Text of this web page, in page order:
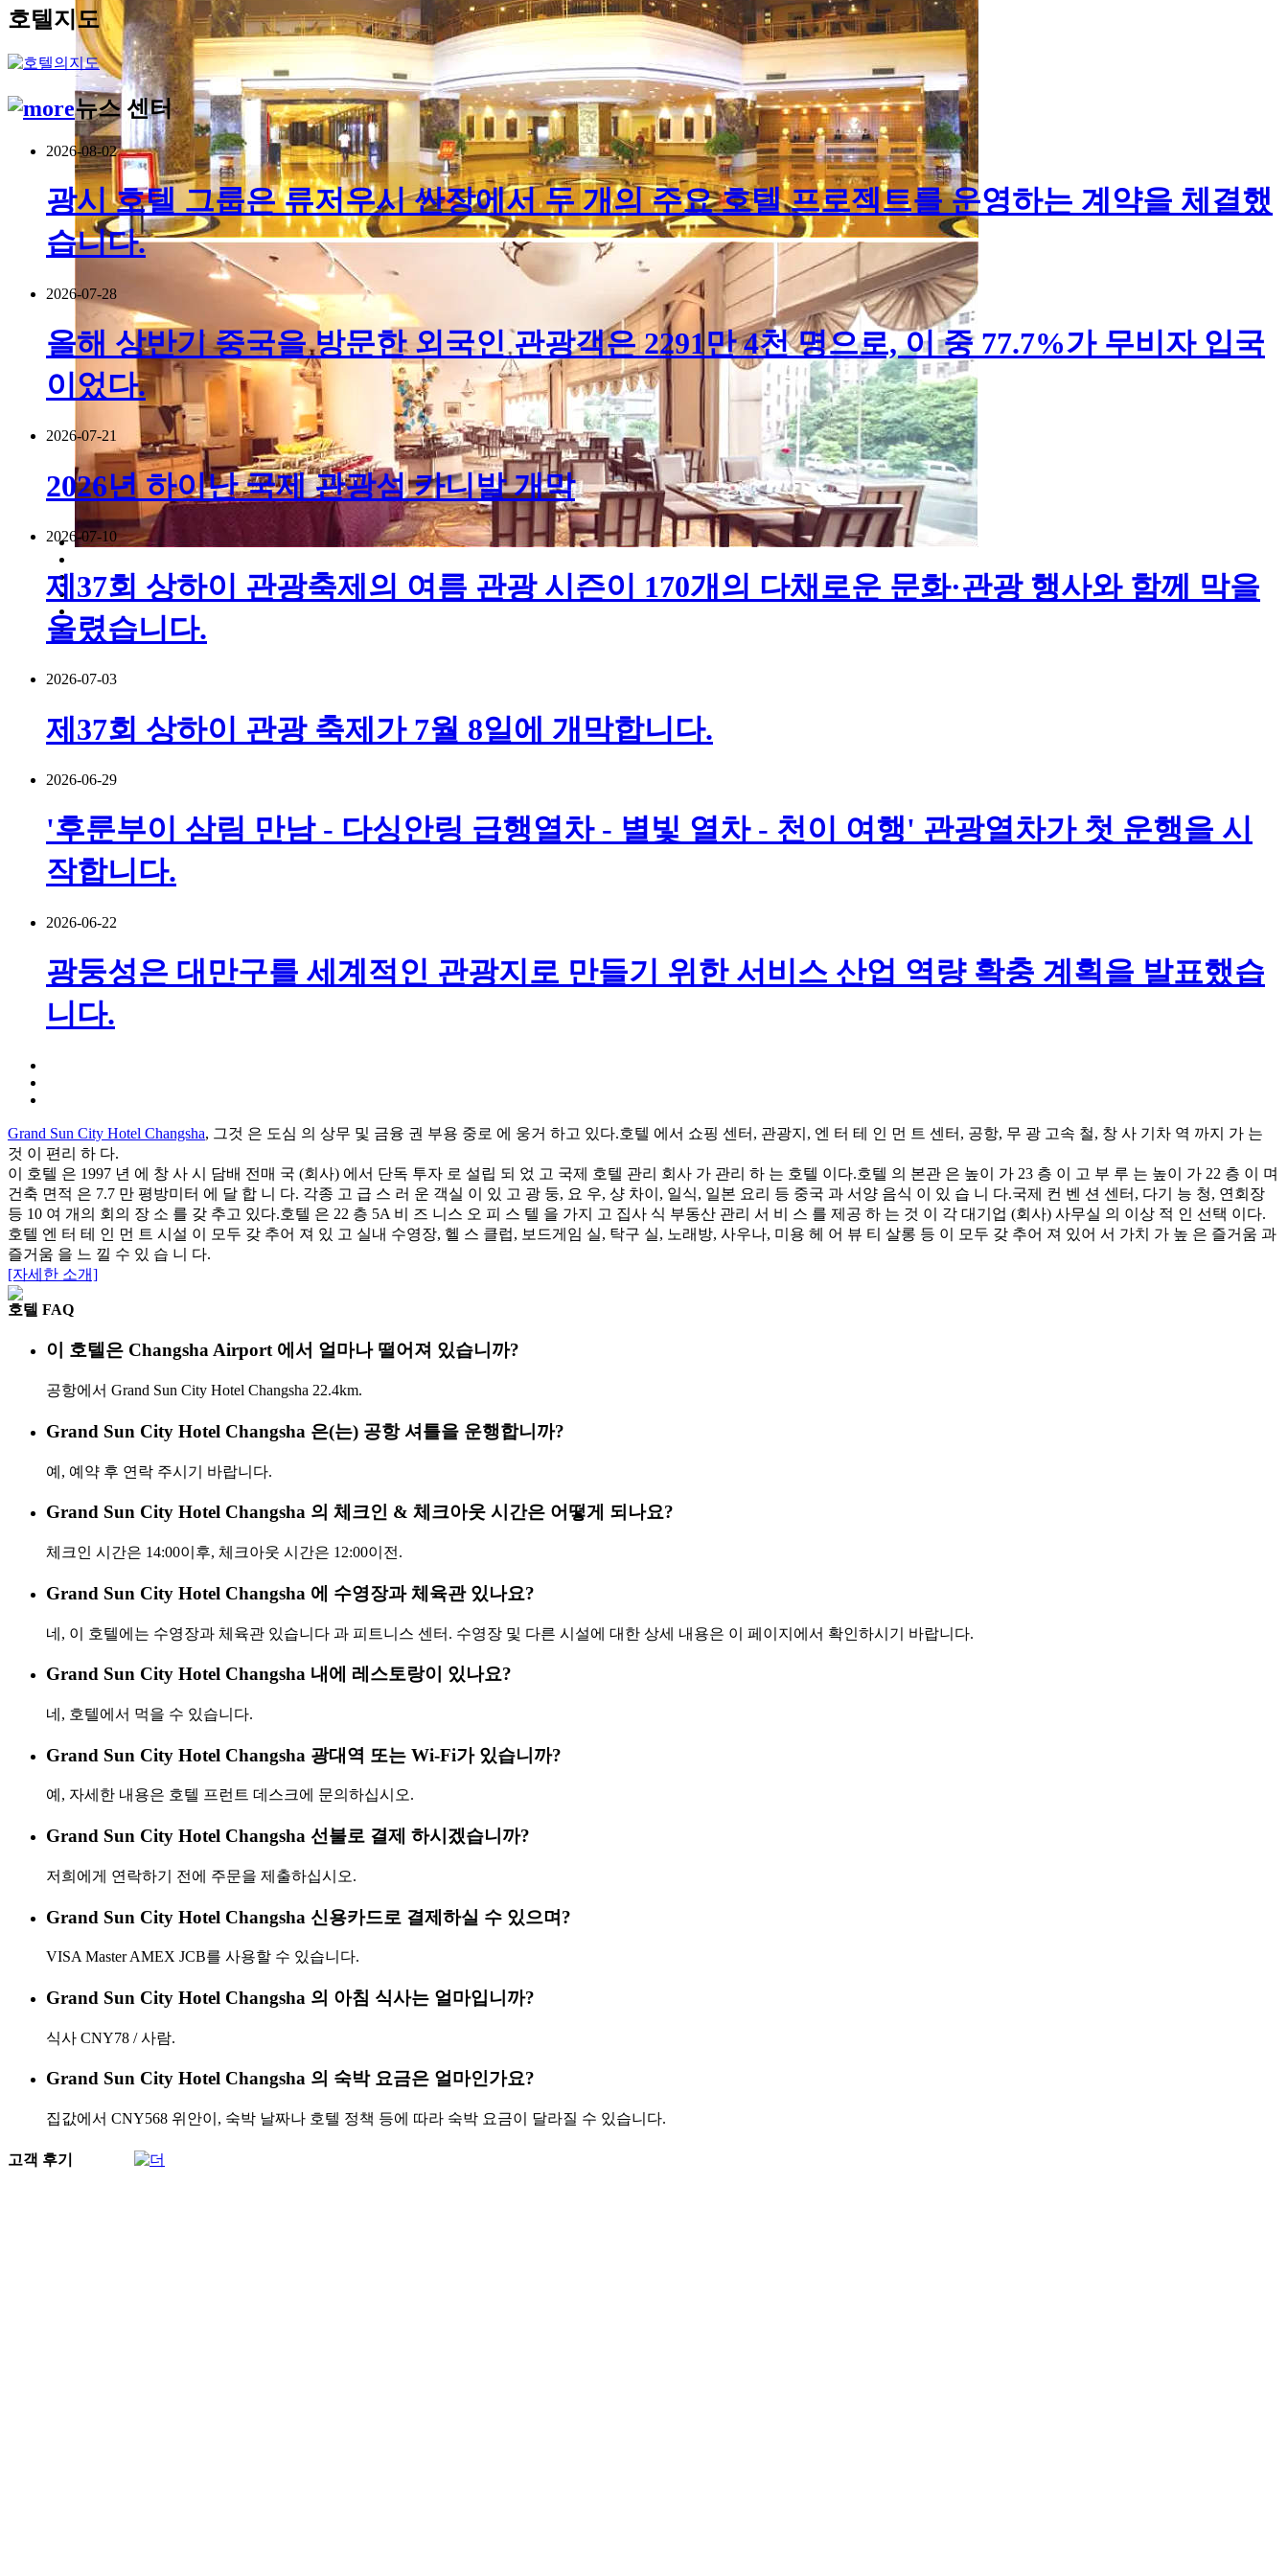
호텔지도
뉴스 센터
2026-08-02
광시 호텔 그룹은 류저우시 싼장에서 두 개의 주요 호텔 프로젝트를 운영하는 계약을 체결했
습니다.
2026-07-28
올해 상반기 중국을 방문한 외국인 관광객은 2291만 4천 명으로, 이 중 77.7%가 무비자 입국
이었다.
2026-07-21
2026년 하이난 국제 관광섬 카니발 개막
2026-07-10
제37회 상하이 관광축제의 여름 관광 시즌이 170개의 다채로운 문화·관광 행사와 함께 막을
올렸습니다.
2026-07-03
제37회 상하이 관광 축제가 7월 8일에 개막합니다.
2026-06-29
'후룬부이 삼림 만남 - 다싱안링 급행열차 - 별빛 열차 - 천이 여행' 관광열차가 첫 운행을 시
작합니다.
2026-06-22
광둥성은 대만구를 세계적인 관광지로 만들기 위한 서비스 산업 역량 확충 계획을 발표했습
니다.
Grand Sun City Hotel Changsha, 그것 은 도심 의 상무 및 금융 권 부용 중로 에 웅거 하고 있다.호텔 에서 쇼핑 센터, 관광지, 엔 터 테 인 먼 트 센터, 공항, 무 광 고속 철, 창 사 기차 역 까지 가 는
것 이 편리 하 다.
이 호텔 은 1997 년 에 창 사 시 담배 전매 국 (회사) 에서 단독 투자 로 설립 되 었 고 국제 호텔 관리 회사 가 관리 하 는 호텔 이다.호텔 의 본관 은 높이 가 23 층 이 고 부 루 는 높이 가 22 층 이 며
건축 면적 은 7.7 만 평방미터 에 달 합 니 다. 각종 고 급 스 러 운 객실 이 있 고 광 둥, 요 우, 샹 차이, 일식, 일본 요리 등 중국 과 서양 음식 이 있 습 니 다.국제 컨 벤 션 센터, 다기 능 청, 연회장
등 10 여 개의 회의 장 소 를 갖 추고 있다.호텔 은 22 층 5A 비 즈 니스 오 피 스 텔 을 가지 고 집사 식 부동산 관리 서 비 스 를 제공 하 는 것 이 각 대기업 (회사) 사무실 의 이상 적 인 선택 이다.
호텔 엔 터 테 인 먼 트 시설 이 모두 갖 추어 져 있 고 실내 수영장, 헬 스 클럽, 보드게임 실, 탁구 실, 노래방, 사우나, 미용 헤 어 뷰 티 살롱 등 이 모두 갖 추어 져 있어 서 가치 가 높 은 즐거움 과
즐거움 을 느 낄 수 있 습 니 다.
[자세한 소개]
호텔 FAQ
이 호텔은 Changsha Airport 에서 얼마나 떨어져 있습니까?
공항에서 Grand Sun City Hotel Changsha 22.4km.
Grand Sun City Hotel Changsha 은(는) 공항 셔틀을 운행합니까?
예, 예약 후 연락 주시기 바랍니다.
Grand Sun City Hotel Changsha 의 체크인 & 체크아웃 시간은 어떻게 되나요?
체크인 시간은 14:00이후, 체크아웃 시간은 12:00이전.
Grand Sun City Hotel Changsha 에 수영장과 체육관 있나요?
네, 이 호텔에는 수영장과 체육관 있습니다 과 피트니스 센터. 수영장 및 다른 시설에 대한 상세 내용은 이 페이지에서 확인하시기 바랍니다.
Grand Sun City Hotel Changsha 내에 레스토랑이 있나요?
네, 호텔에서 먹을 수 있습니다.
Grand Sun City Hotel Changsha 광대역 또는 Wi-Fi가 있습니까?
예, 자세한 내용은 호텔 프런트 데스크에 문의하십시오.
Grand Sun City Hotel Changsha 선불로 결제 하시겠습니까?
저희에게 연락하기 전에 주문을 제출하십시오.
Grand Sun City Hotel Changsha 신용카드로 결제하실 수 있으며?
VISA Master AMEX JCB를 사용할 수 있습니다.
Grand Sun City Hotel Changsha 의 아침 식사는 얼마입니까?
식사 CNY78 / 사람.
Grand Sun City Hotel Changsha 의 숙박 요금은 얼마인가요?
집값에서 CNY568 위안이, 숙박 날짜나 호텔 정책 등에 따라 숙박 요금이 달라질 수 있습니다.
고객 후기